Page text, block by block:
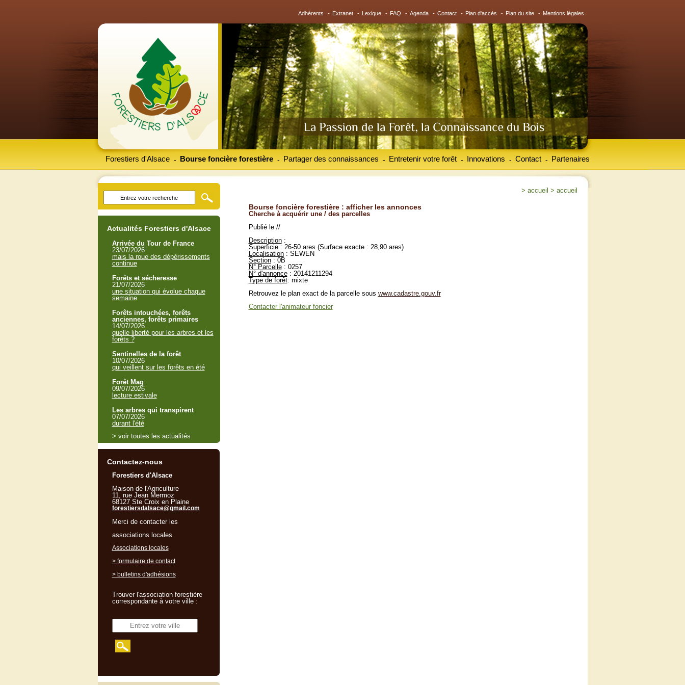
Adhérents - Extranet - Lexique - FAQ - Agenda - Contact - Plan d'accès - Plan du site - Mentions légales
Forestiers d'Alsace Bourse foncière forestière
- Partager des connaissances
- Entretenir votre forêt
- Innovations
- Contact
- Partenaires
-
> accueil > accueil
Bourse foncière forestière : afficher les annonces
Cherche à acquérir une / des parcelles
Publié le //
Description:
Superficie: 26-50 ares (Surface exacte : 28,90 ares)
Localisation: SEWEN
Section: 0B
N° Parcelle: 0257
N° d'annonce: 20141211294
Type de forêt: mixte
Retrouvez le plan exact de la parcelle sous www.cadastre.gouv.fr
Contacter l'animateur foncier
Actualités Forestiers d'Alsace
Arrivée du Tour de France
23/07/2026
mais la roue des dépérissements
continue
Forêts et sécheresse
21/07/2026
une situation qui évolue chaque
semaine
Forêts intouchées, forêts
anciennes, forêts primaires
14/07/2026
quelle liberté pour les arbres et les
forêts ?
Sentinelles de la forêt
10/07/2026
qui veillent sur les forêts en été
Forêt Mag
09/07/2026
lecture estivale
Les arbres qui transpirent
07/07/2026
durant l'été
> voir toutes les actualités
Contactez-nous
Forestiers d'Alsace
Maison de l'Agriculture
11, rue Jean Mermoz
68127 Ste Croix en Plaine
forestiersdalsace@gmail.com
Merci de contacter les
associations locales
Associations locales
> formulaire de contact
> bulletins d'adhésions
Trouver l'association forestière
correspondante à votre ville :